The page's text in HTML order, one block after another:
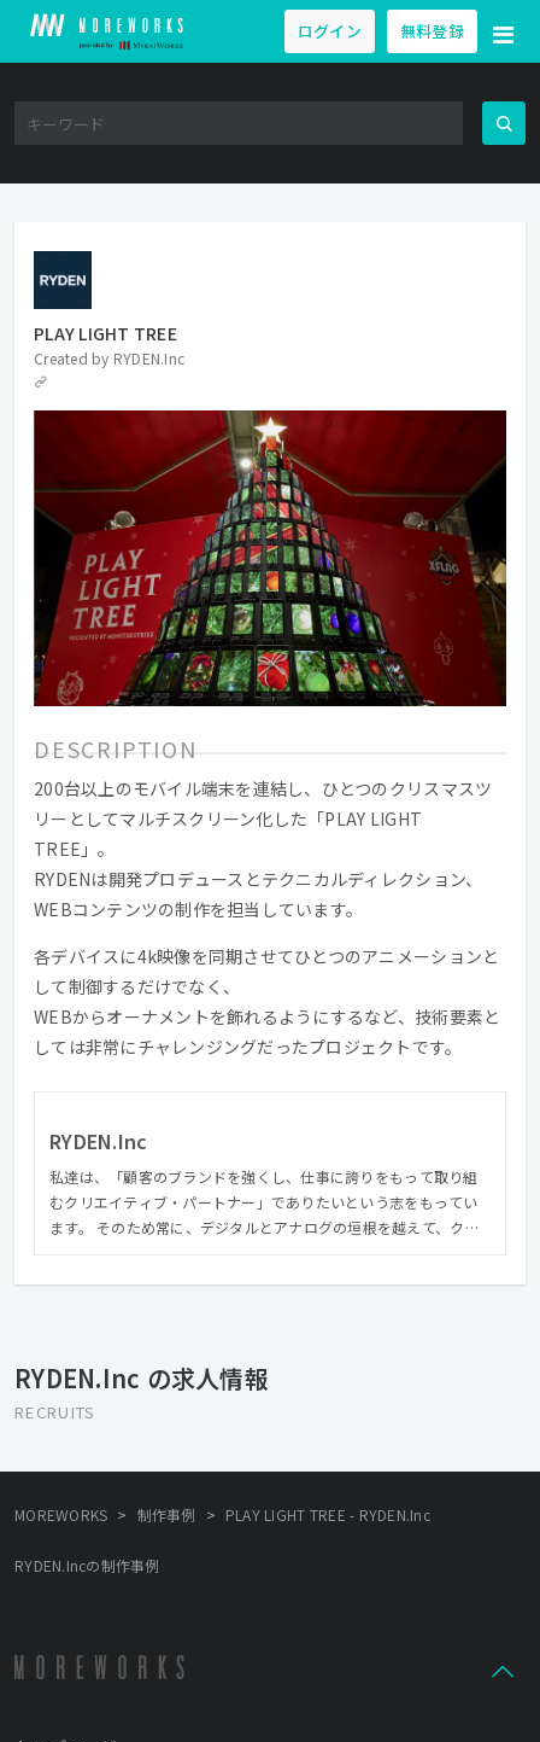
ログイン 無料登録
PLAY LIGHT TREE
Created by RYDEN.Inc
DESCRIPTION
200台以上のモバイル端末を連結し、ひとつのクリスマスツ
リーとしてマルチスクリーン化した「PLAY LIGHT
TREE」。
RYDENは開発プロデュースとテクニカルディレクション、
WEBコンテンツの制作を担当しています。
各デバイスに4k映像を同期させてひとつのアニメーションと
して制御するだけでなく、
WEBからオーナメントを飾れるようにするなど、技術要素と
しては非常にチャレンジングだったプロジェクトです。
RYDEN.Inc
私達は、「顧客のブランドを強くし、仕事に誇りをもって取り組
むクリエイティブ・パートナー」でありたいという志をもってい
ます。 そのため常に、デジタルとアナログの垣根を越えて、クラ
RYDEN.Inc の求人情報
RECRUITS
MOREWORKS > 制作事例 > PLAY LIGHT TREE - RYDEN.Inc
RYDEN.Incの制作事例